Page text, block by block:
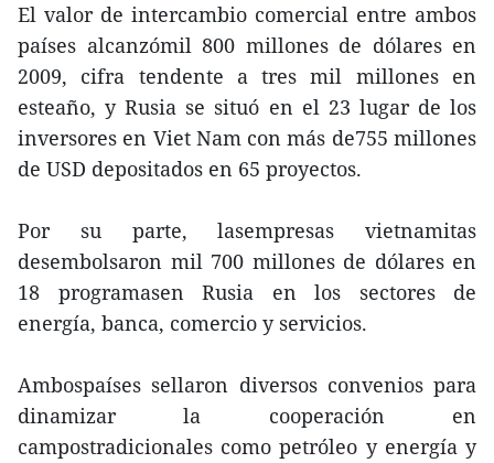
El valor de intercambio comercial entre ambos
países alcanzómil 800 millones de dólares en
2009, cifra tendente a tres mil millones en
esteaño, y Rusia se situó en el 23 lugar de los
inversores en Viet Nam con más de755 millones
de USD depositados en 65 proyectos.
Por su parte, lasempresas vietnamitas
desembolsaron mil 700 millones de dólares en
18 programasen Rusia en los sectores de
energía, banca, comercio y servicios.
Ambospaíses sellaron diversos convenios para
dinamizar la cooperación en
campostradicionales como petróleo y energía y